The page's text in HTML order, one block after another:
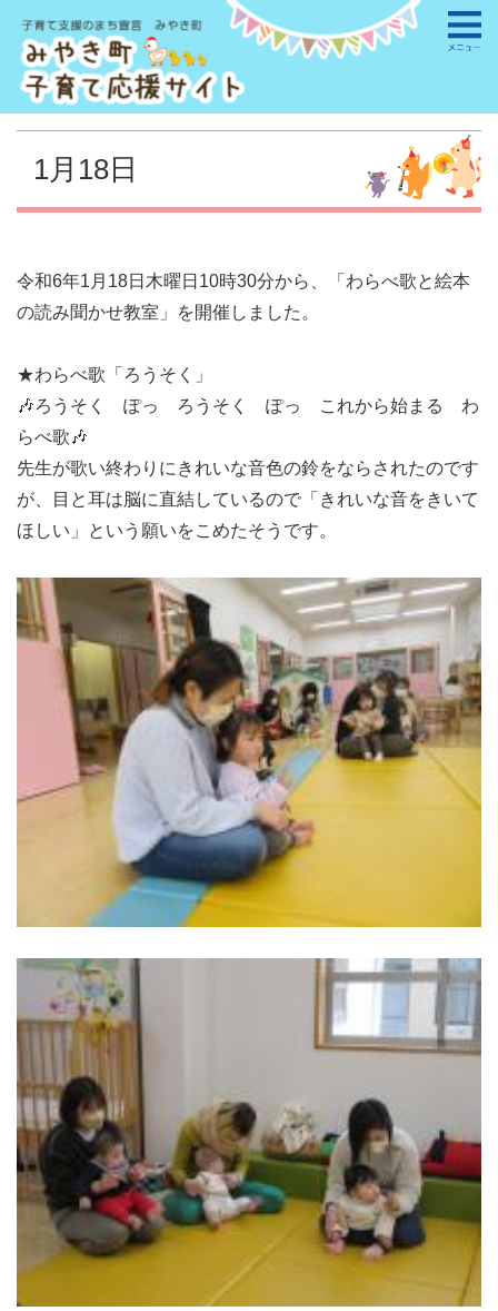
1月18日
令和6年1月18日木曜日10時30分から、「わらべ歌と絵本
の読み聞かせ教室」を開催しました。
★わらべ歌「ろうそく」
🎶ろうそく ぽっ ろうそく ぽっ これから始まる わ
らべ歌🎶
先生が歌い終わりにきれいな音色の鈴をならされたのです
が、目と耳は脳に直結しているので「きれいな音をきいて
ほしい」という願いをこめたそうです。